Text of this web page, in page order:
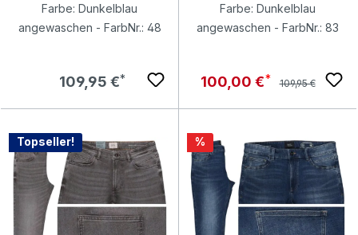
Farbe: Dunkelblau
angewaschen - FarbNr.: 48
Regulärer Preis:
109,95 €
Farbe: Dunkelblau
angewaschen - FarbNr.: 83
Verkaufspreis:
100,00 € Regulärer Preis:
109,95 €
Topseller! Rabatt
%